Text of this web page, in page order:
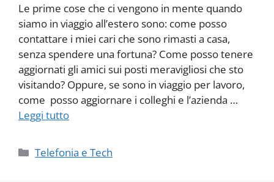
Le prime cose che ci vengono in mente quando
siamo in viaggio all’estero sono: come posso
contattare i miei cari che sono rimasti a casa,
senza spendere una fortuna? Come posso tenere
aggiornati gli amici sui posti meravigliosi che sto
visitando? Oppure, se sono in viaggio per lavoro,
come posso aggiornare i colleghi e l’azienda …
Leggi tutto
Categorie
Telefonia e Tech